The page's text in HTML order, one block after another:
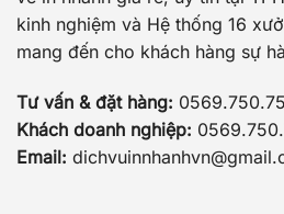
kinh nghiệm và Hệ thống 16
mang đến cho khách hàng sự
Tư vấn & đặt hàng:
Khách doanh nghiệp:
Email: